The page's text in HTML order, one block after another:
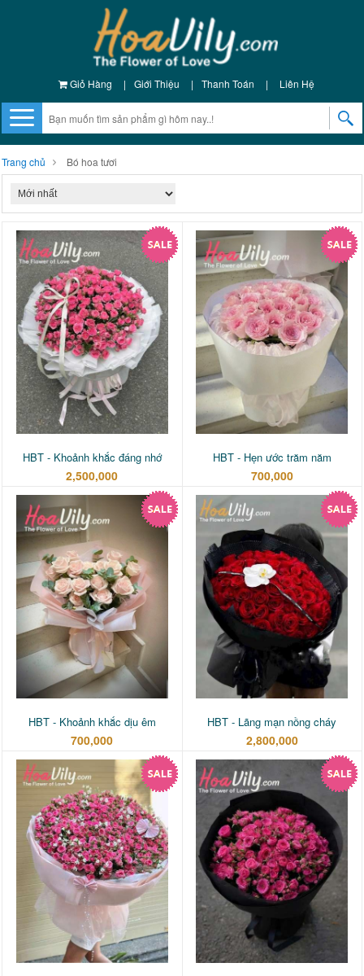
Giỏ Hàng | Giới Thiệu | Thanh Toán | Liên Hệ
Trang chủ Bó hoa tươi
HBT - Khoảnh khắc đáng nhớ
2,500,000
HBT - Hẹn ước trăm năm
700,000
HBT - Khoảnh khắc dịu êm
700,000
HBT - Lãng mạn nồng cháy
2,800,000